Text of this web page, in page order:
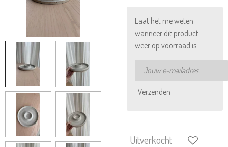
Laat het me weten
wanneer dit product
weer op voorraad is.
Verzenden
Uitverkocht